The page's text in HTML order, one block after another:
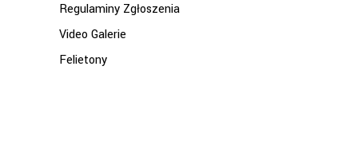
Regulaminy Zgłoszenia
Video Galerie
Felietony